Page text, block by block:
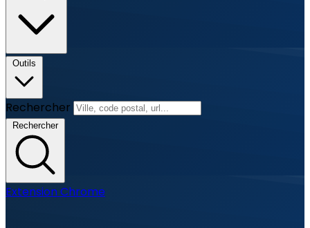
Outils
Rechercher
Rechercher
Extension Chrome